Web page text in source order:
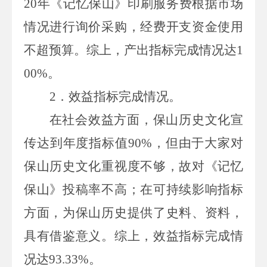
20年《记忆保山》印刷服务费根据市场
情况进行询价采购，经费开支资金使用
不超预算。综上，产出指标完成情况达1
00%。
2． 效益指标完成情况。
在社会效益方面，保山历史文化宣
传达到年度指标值90% ，但由于大家对
保山历史文化重视度不够，故对《记忆
保山》投稿率不高 ；在可持续影响指标
方面，为保山历史提供了史料、资料，
具有借鉴意义。综上，效益指标完成情
况达93.33%。